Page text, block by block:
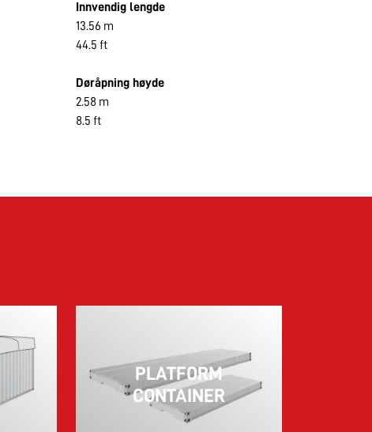
Innvendig lengde
13.56 m
44.5 ft
Døråpning høyde
2.58 m
8.5 ft
PLATFORM
CONTAINER